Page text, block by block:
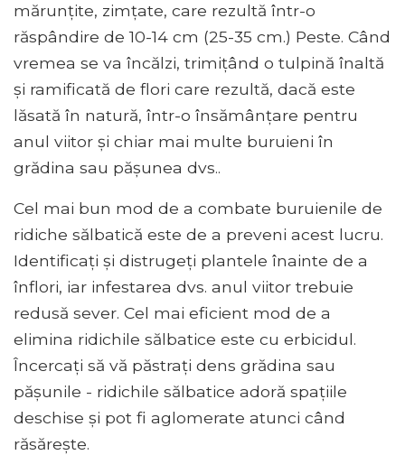
mărunțite, zimțate, care rezultă într-o
răspândire de 10-14 cm (25-35 cm.) Peste. Când
vremea se va încălzi, trimițând o tulpină înaltă
și ramificată de flori care rezultă, dacă este
lăsată în natură, într-o însămânțare pentru
anul viitor și chiar mai multe buruieni în
grădina sau pășunea dvs..
Cel mai bun mod de a combate buruienile de
ridiche sălbatică este de a preveni acest lucru.
Identificați și distrugeți plantele înainte de a
înflori, iar infestarea dvs. anul viitor trebuie
redusă sever. Cel mai eficient mod de a
elimina ridichile sălbatice este cu erbicidul.
Încercați să vă păstrați dens grădina sau
pășunile - ridichile sălbatice adoră spațiile
deschise și pot fi aglomerate atunci când
răsărește.